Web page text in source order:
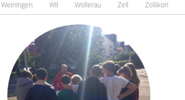
Weiningen Wil Wollerau Zell Zollikon